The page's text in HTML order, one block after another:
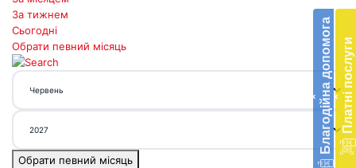
‹ Благодійна допомогав
‹ Платні послуги
За тижнем
Сьогодні
Обрати певний місяць
Обрати певний місяць